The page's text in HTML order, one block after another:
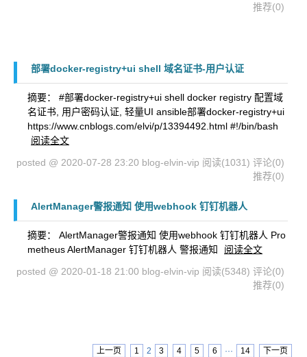
推荐(0)
部署docker-registry+ui shell 域名证书-用户认证
摘要： #部署docker-registry+ui shell docker registry 配置域
名证书, 用户密码认证, 轻量UI ansible部署docker-registry+ui
https://www.cnblogs.com/elvi/p/13394492.html #!/bin/bash
阅读全文
posted @ 2020-07-28 23:20 blog-elvin-vip 阅读(1031) 评论(0)
推荐(0)
AlertManager警报通知 使用webhook 钉钉机器人
摘要： AlertManager警报通知 使用webhook 钉钉机器人 Pro
metheus AlertManager 钉钉机器人 警报通知
阅读全文
posted @ 2020-01-18 21:00 blog-elvin-vip 阅读(5348) 评论(0)
推荐(0)
上一页 1 2 3 4 5 6 ··· 14 下一页